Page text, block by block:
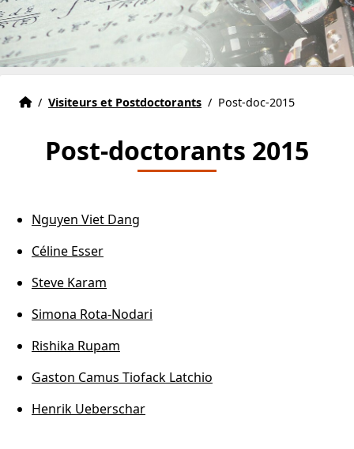
Accueil
Accueil
/ Visiteurs et Postdoctorants / Post-doc-2015
Post-doctorants 2015
Nguyen Viet Dang
Céline Esser
Steve Karam
Simona Rota-Nodari
Rishika Rupam
Gaston Camus Tiofack Latchio
Henrik Ueberschar